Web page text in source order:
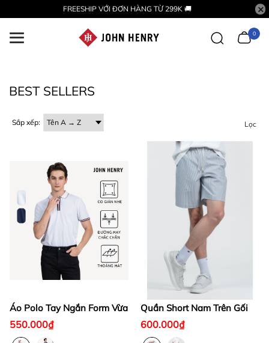
FREESHIP VỚI ĐƠN HÀNG TỪ 299K 🚚
0
BEST SELLERS
Sắp xếp: Lọc
Áo Polo Tay Ngắn Form Vừa
550.000₫
Quần Short Nam Trên Gối
600.000₫